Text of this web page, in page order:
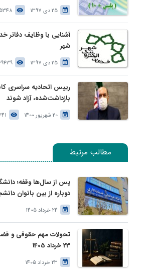
25 دی 1397 75348
آشنایی با وظایف دفاتر
شهر
25 دی 1397 49439
رییس اتحادیه سراسری
بازداشت‌شده، آزاد شوند
20 شهریور 1400
مطالب مرتبط
پس از سال‌ها وقفه؛
دوباره از بین بانوان
24 خرداد 1405
تحولات مهم حقوقی و
23 خرداد 1405
23 خرداد 1405